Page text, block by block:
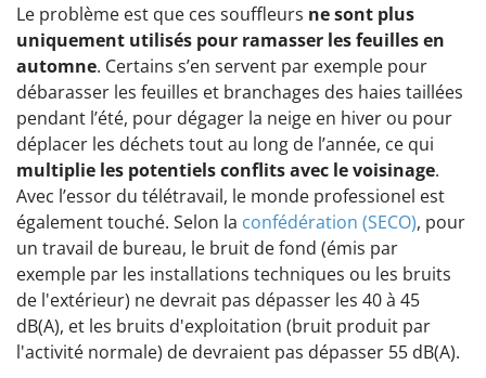
Le problème est que ces souffleurs ne sont plus
uniquement utilisés pour ramasser les feuilles en
automne. Certains s’en servent par exemple pour
débarasser les feuilles et branchages des haies taillées
pendant l’été, pour dégager la neige en hiver ou pour
déplacer les déchets tout au long de l’année, ce qui
multiplie les potentiels conflits avec le voisinage.
Avec l’essor du télétravail, le monde professionel est
également touché. Selon la confédération (SECO), pour
un travail de bureau, le bruit de fond (émis par
exemple par les installations techniques ou les bruits
de l'extérieur) ne devrait pas dépasser les 40 à 45
dB(A), et les bruits d'exploitation (bruit produit par
l'activité normale) de devraient pas dépasser 55 dB(A).